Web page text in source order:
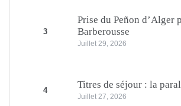
3
Prise du Peñon d’Alger
Barberousse
Juillet 29, 2026
4
Titres de séjour : la
Juillet 27, 2026